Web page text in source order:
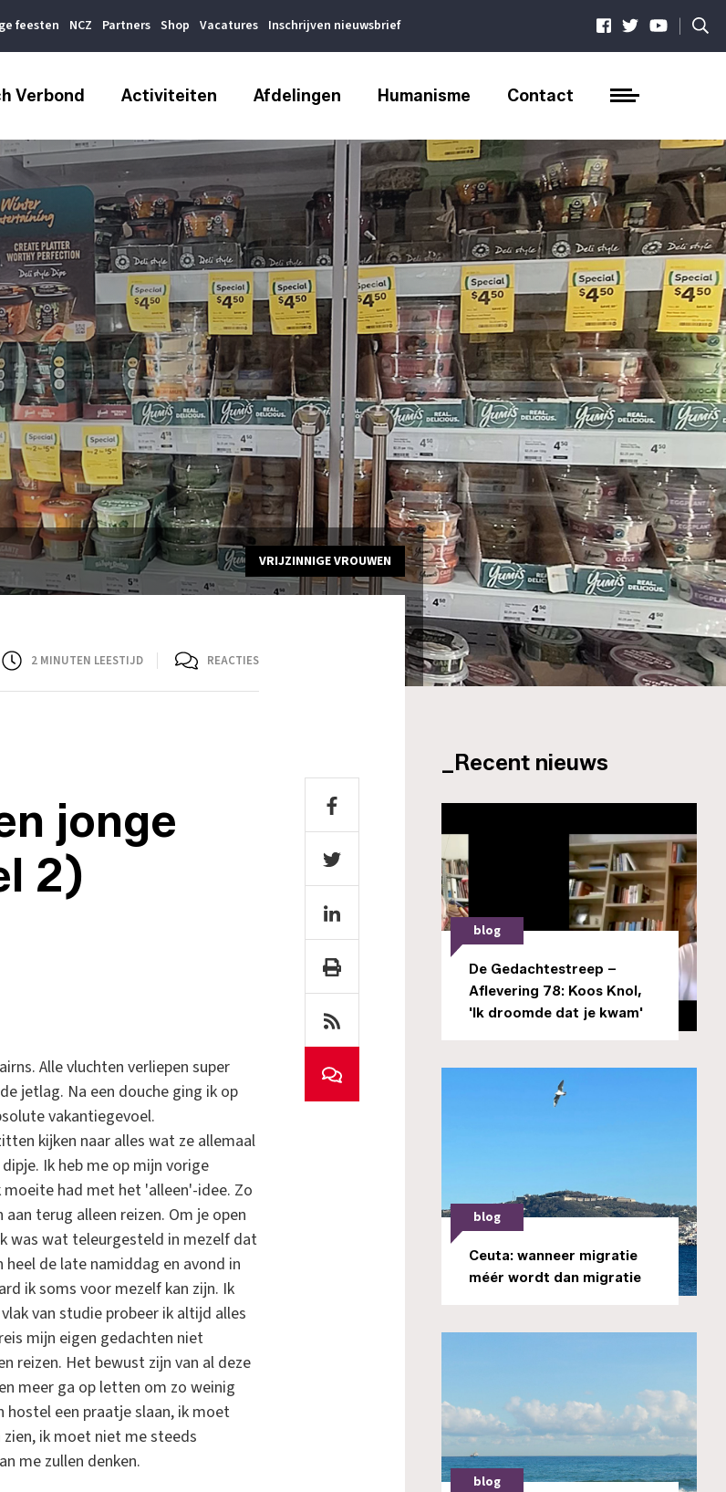
feesten NCZ Partners Shop Vacatures Inschrijven nieuwsbrief |
Verbond Activiteiten Afdelingen Humanisme Contact
VRIJZINNIGE VROUWEN
2 MINUTEN LEESTIJD REACTIES
jonge
2)
Alle vluchten verliepen super
jetlag. Na een douche ging ik op
vakantiegevoel.
kijken naar alles wat ze allemaal
Ik heb me op mijn vorige
had met het 'alleen'-idee. Zo
terug alleen reizen. Om je open
was wat teleurgesteld in mezelf dat
de late namiddag en avond in
ik soms voor mezelf kan zijn. Ik
van studie probeer ik altijd alles
mijn eigen gedachten niet
reizen. Het bewust zijn van al deze
meer ga op letten om zo weinig
een praatje slaan, ik moet
ik moet niet me steeds
me zullen denken.
_Recent nieuws
blog
De Gedachtestreep –
Aflevering 78: Koos Knol,
'Ik droomde dat je kwam'
blog
Ceuta: wanneer migratie
méér wordt dan migratie
blog